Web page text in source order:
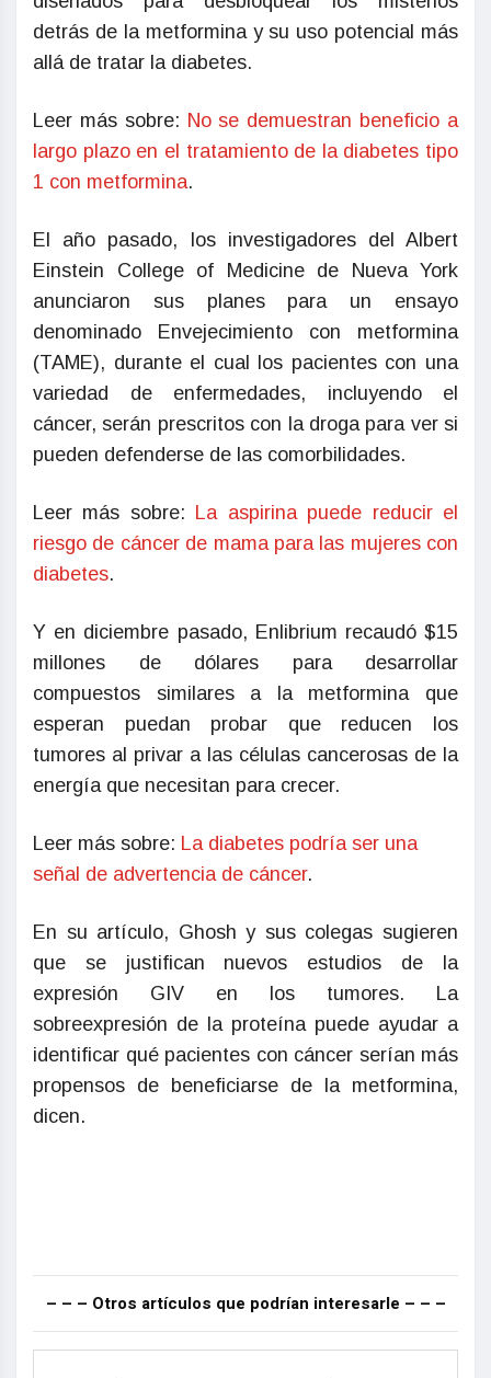
detrás de la metformina y su uso potencial más
allá de tratar la diabetes.
Leer más sobre: No se demuestran beneficio a
largo plazo en el tratamiento de la diabetes tipo
1 con metformina.
El año pasado, los investigadores del Albert
Einstein College of Medicine de Nueva York
anunciaron sus planes para un ensayo
denominado Envejecimiento con metformina
(TAME), durante el cual los pacientes con una
variedad de enfermedades, incluyendo el
cáncer, serán prescritos con la droga para ver si
pueden defenderse de las comorbilidades.
Leer más sobre: La aspirina puede reducir el
riesgo de cáncer de mama para las mujeres con
diabetes.
Y en diciembre pasado, Enlibrium recaudó $15
millones de dólares para desarrollar
compuestos similares a la metformina que
esperan puedan probar que reducen los
tumores al privar a las células cancerosas de la
energía que necesitan para crecer.
Leer más sobre: La diabetes podría ser una
señal de advertencia de cáncer.
En su artículo, Ghosh y sus colegas sugieren
que se justifican nuevos estudios de la
expresión GIV en los tumores. La
sobreexpresión de la proteína puede ayudar a
identificar qué pacientes con cáncer serían más
propensos de beneficiarse de la metformina,
dicen.
– – – Otros artículos que podrían interesarle – – –